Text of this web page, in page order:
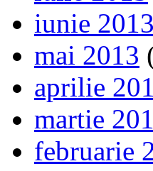
iunie 2013
mai 2013
aprilie
martie
februarie